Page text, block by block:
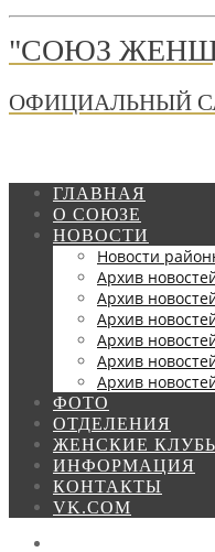
"СОЮЗ
ОФИЦИАЛЬНЫЙ
ГЛАВНАЯ
О СОЮЗЕ
НОВОСТИ
Новости
Архив
Архив
Архив
Архив
Архив
Архив
ФОТО
ОТДЕЛЕНИЯ
ЖЕНСКИЕ
ИНФОРМАЦИЯ
КОНТАКТЫ
VK.COM